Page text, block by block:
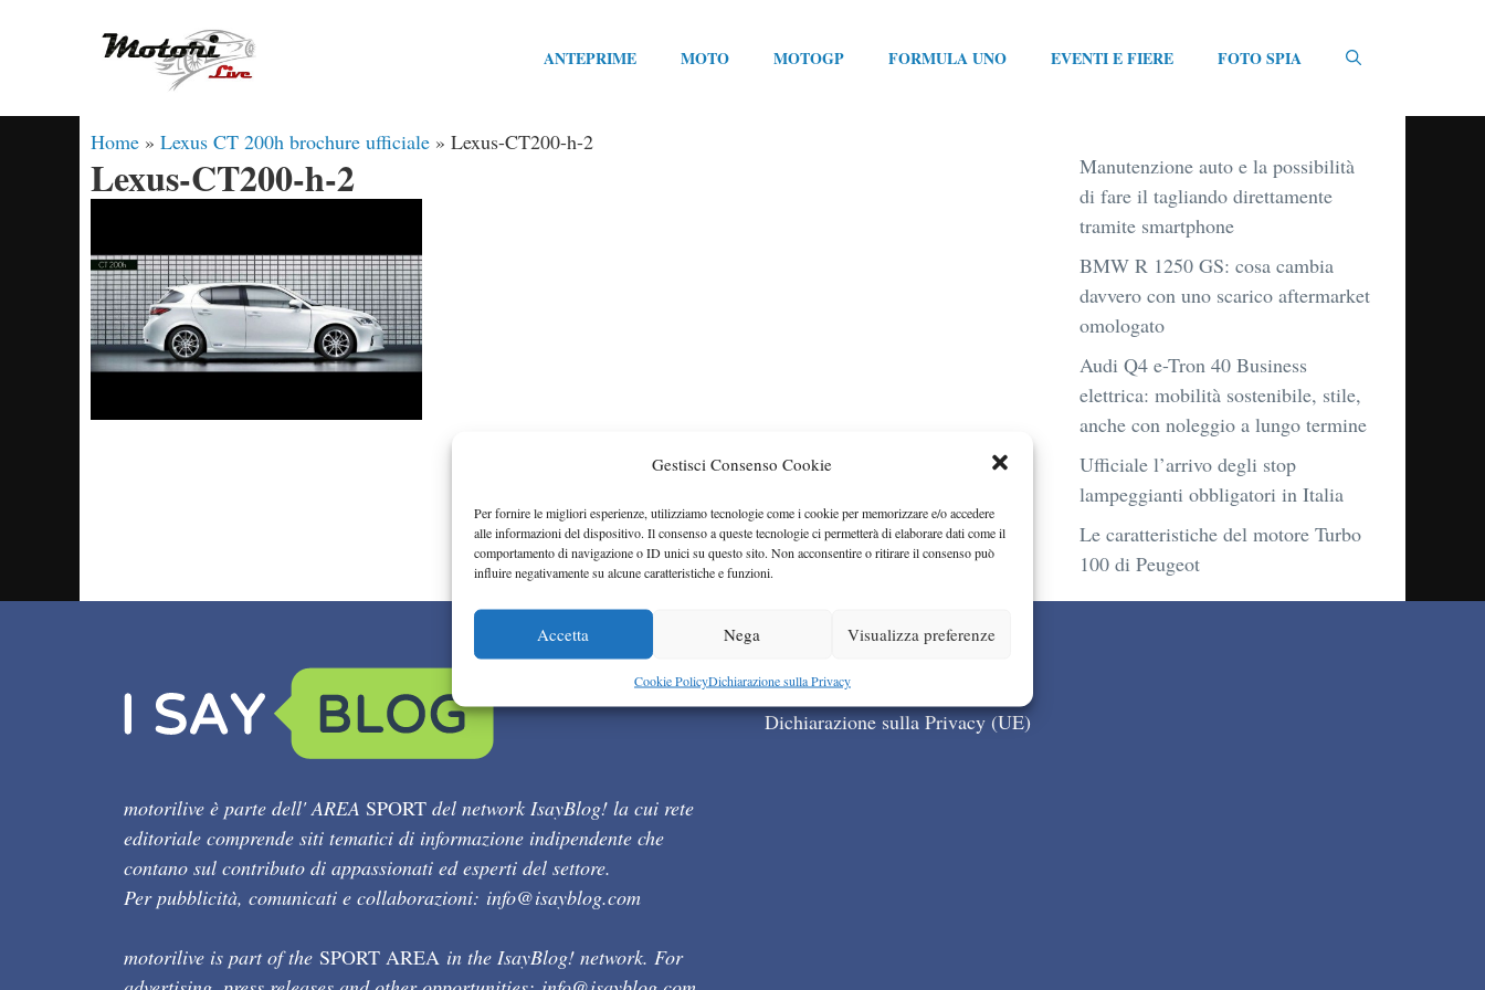
Gestisci Consenso Cookie
Per fornire le migliori esperienze, utilizziamo tecnologie come i cookie per memorizzare e/o accedere
alle informazioni del dispositivo. Il consenso a queste tecnologie ci permetterà di elaborare dati come il
comportamento di navigazione o ID unici su questo sito. Non acconsentire o ritirare il consenso può
influire negativamente su alcune caratteristiche e funzioni.
Accetta Nega Visualizza preferenze
Cookie PolicyDichiarazione sulla Privacy
ANTEPRIME MOTO MOTOGP FORMULA UNO EVENTI E FIERE FOTO SPIA
Home » Lexus CT 200h brochure ufficiale » Lexus-CT200-h-2
Lexus-CT200-h-2
Manutenzione auto e la possibilità
di fare il tagliando direttamente
tramite smartphone
BMW R 1250 GS: cosa cambia
davvero con uno scarico aftermarket
omologato
Audi Q4 e-Tron 40 Business
elettrica: mobilità sostenibile, stile,
anche con noleggio a lungo termine
Ufficiale l’arrivo degli stop
lampeggianti obbligatori in Italia
Le caratteristiche del motore Turbo
100 di Peugeot
motorilive è parte dell' AREA SPORT del network IsayBlog! la cui rete
editoriale comprende siti tematici di informazione indipendente che
contano sul contributo di appassionati ed esperti del settore.
Per pubblicità, comunicati e collaborazioni: info@isayblog.com
motorilive is part of the SPORT AREA in the IsayBlog! network. For
Cookie Policy (UE)
Dichiarazione sulla Privacy (UE)